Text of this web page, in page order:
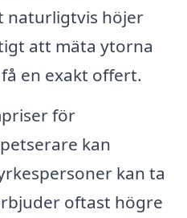
naturligtvis höjer
att mäta ytorna
en exakt offert.
för
kan
kan ta
oftast högre